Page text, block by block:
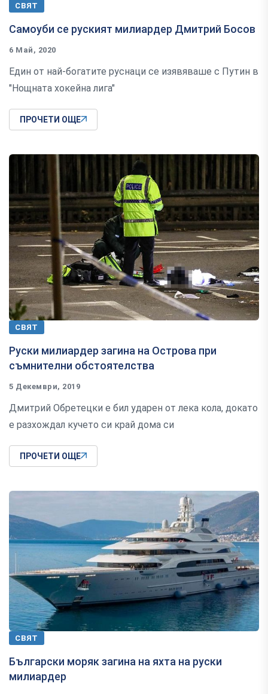
СВЯТ
Самоуби се руският милиардер Дмитрий Босов
6 Май, 2020
Един от най-богатите руснаци се изявяваше с Путин в
"Нощната хокейна лига"
ПРОЧЕТИ ОЩЕ
СВЯТ
Руски милиардер загина на Острова при
съмнителни обстоятелства
5 Декември, 2019
Дмитрий Обретецки е бил ударен от лека кола, докато
е разхождал кучето си край дома си
ПРОЧЕТИ ОЩЕ
СВЯТ
Български моряк загина на яхта на руски
милиардер